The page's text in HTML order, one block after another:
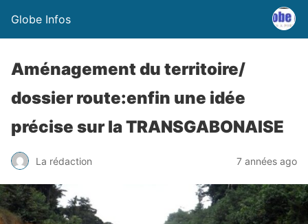
Globe Infos
Aménagement du territoire/
dossier route:enfin une idée
précise sur la TRANSGABONAISE
La rédaction 7 années ago